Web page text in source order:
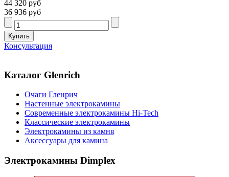
44 320 руб
36 936 руб
Консультация
Каталог Glenrich
Очаги Гленрич
Настенные электрокамины
Современные электрокамины Hi-Tech
Классические электрокамины
Электрокамины из камня
Аксессуары для камина
Электрокамины Dimplex